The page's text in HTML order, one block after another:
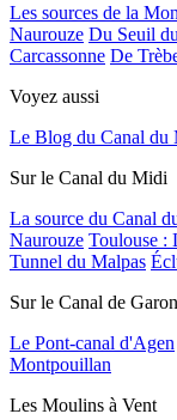
Les sources de la
Naurouze Du Seuil
Carcassonne De
Voyez aussi
Le Blog du Canal du
Sur le Canal du Midi
La source du Canal
Naurouze Toulouse :
Tunnel du Malpas
Sur le Canal de
Le Pont-canal d'Agen
Montpouillan
Les Moulins à Vent